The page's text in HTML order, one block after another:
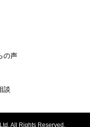
の声
談
All Rights Reserved.